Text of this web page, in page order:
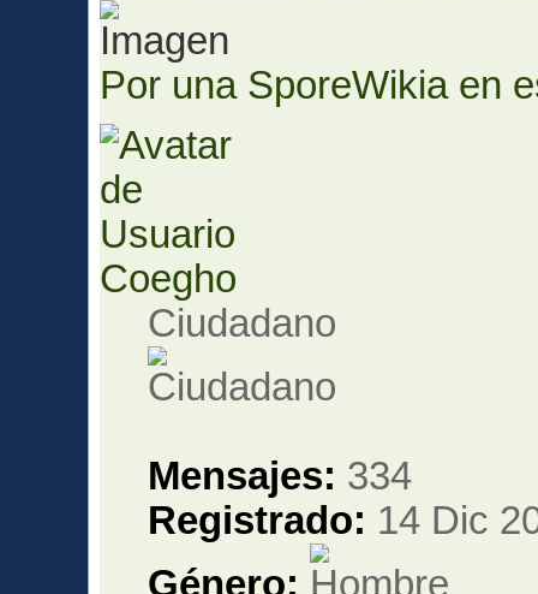
Por una SporeWikia en
Coegho
Ciudadano
Mensajes: 334
Registrado: 14 Dic
Género: